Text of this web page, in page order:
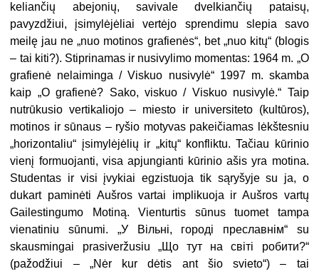
keliančių abejonių, savivale dvelkiančių pataisų,
pavyzdžiui, įsimylėjėliai vertėjo sprendimu slepia savo
meilę jau ne „nuo motinos grafienės“, bet „nuo kitų“ (blogis
– tai kiti?). Stiprinamas ir nusivylimo momentas: 1964 m. „O
grafienė nelaiminga / Viskuo nusivylė“ 1997 m. skamba
kaip „O grafienė? Sako, viskuo / Viskuo nusivylė.“ Taip
nutrūkusio vertikaliojo – miesto ir universiteto (kultūros),
motinos ir sūnaus – ryšio motyvas pakeičiamas lėkštesniu
„horizontaliu“ įsimylėjėlių ir „kitų“ konfliktu. Tačiau kūrinio
vienį formuojanti, visa apjungianti kūrinio ašis yra motina.
Studentas ir visi įvykiai egzistuoja tik sąryšyje su ja, o
dukart paminėti Aušros vartai implikuoja ir Aušros vartų
Gailestingumo Motiną. Vienturtis sūnus tuomet tampa
vienatiniu sūnumi. „У Вільні, городі преславнім“ su
skausmingai prasiveržusiu „Що тут на світі робити?“
(pažodžiui – „Nėr kur dėtis ant šio svieto“) – tai